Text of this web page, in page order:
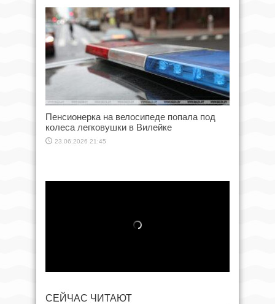
Пенсионерка на велосипеде попала под
колеса легковушки в Вилейке
23.06.2026 21:45
СЕЙЧАС ЧИТАЮТ